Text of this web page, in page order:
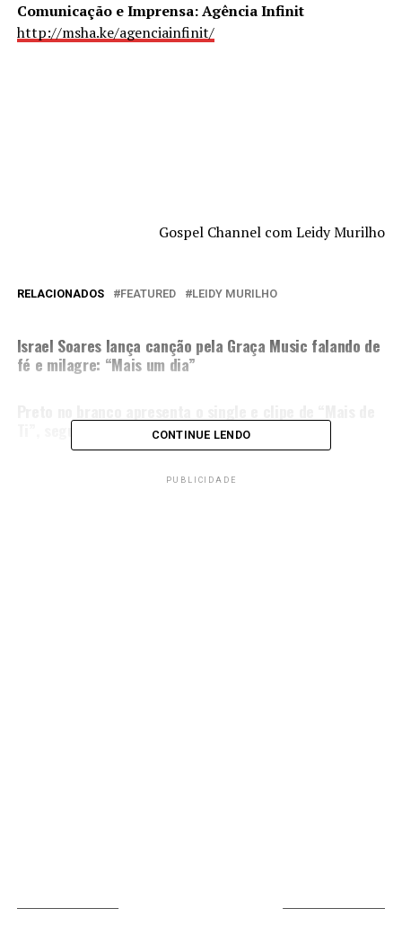
Comunicação e Imprensa: Agência Infinit
http://msha.ke/agenciainfinit/
Gospel Channel com Leidy Murilho
RELACIONADOS FEATURED LEIDY MURILHO
Israel Soares lança canção pela Graça Music falando de
fé e milagre: “Mais um dia”
Ti”, segunda canção do novo álbum do grupo
CONTINUE LENDO
PUBLICIDADE